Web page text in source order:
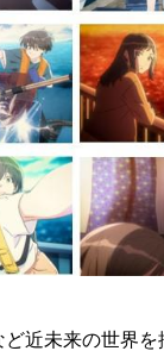
近未来の世界